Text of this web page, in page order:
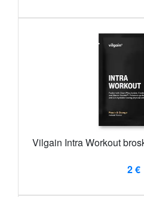
Vilgain Intra Workout
2 €